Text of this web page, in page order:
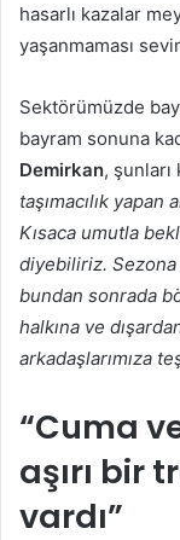
hasarlı kazalar
yaşanmaması
Sektörümüzde
bayram sonuna
Demirkan, şunları
taşımacılık
Kısaca umutla
diyebiliriz. Sezona
bundan sonrada
halkına ve
arkadaşlarımıza
“Cuma
aşırı bir
vardı”